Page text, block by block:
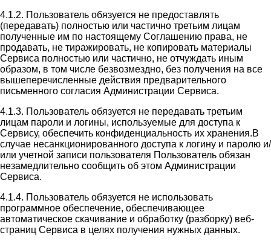
4.1.2. Пользователь обязуется не предоставлять
(передавать) полностью или частично третьим лицам
полученные им по настоящему Соглашению права, не
продавать, не тиражировать, не копировать материалы
Сервиса полностью или частично, не отчуждать иным
образом, в том числе безвозмездно, без получения на все
вышеперечисленные действия предварительного
письменного согласия Администрации Сервиса.
4.1.3. Пользователь обязуется не передавать третьим
лицам пароли и логины, используемые для доступа к
Сервису, обеспечить конфиденциальность их хранения.В
случае несанкционированного доступа к логину и паролю и/
или учетной записи пользователя Пользователь обязан
незамедлительно сообщить об этом Администрации
Сервиса.
4.1.4. Пользователь обязуется не использовать
программное обеспечение, обеспечивающее
автоматическое скачивание и обработку (разборку) веб-
страниц Сервиса в целях получения нужных данных.